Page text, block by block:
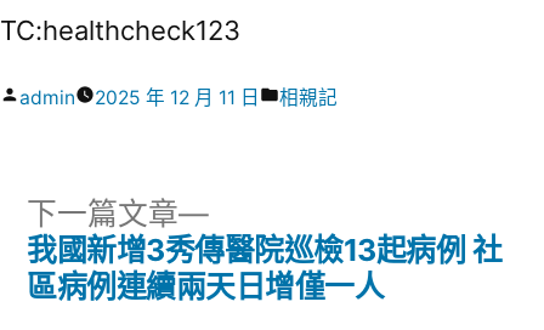
TC:healthcheck123
作
admin 2025 年 12 月 11 日
分
相親記
文
下一篇文章
下
一
篇
我國新增3秀傳醫院巡檢13起病例 社
區病例連續兩天日增僅一人